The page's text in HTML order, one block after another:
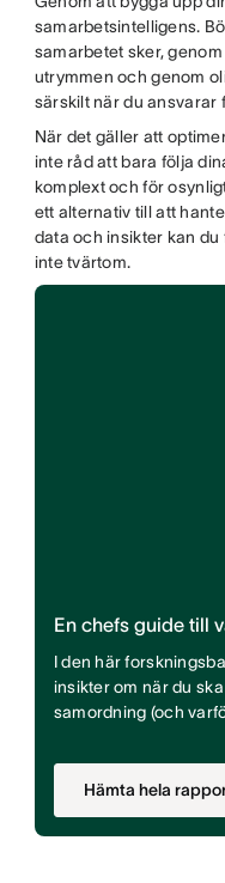
samarbetsintelligens.
samarbetet sker,
utrymmen och genom
särskilt när du ansvarar
När det gäller att
inte råd att bara följa
komplext och för
ett alternativ till att
data och insikter kan
inte tvärtom.
En chefs guide till
I den här
insikter om när du
samordning (och
Hämta hela